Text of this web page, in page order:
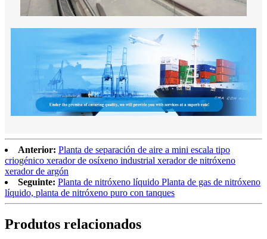
Anterior: Planta de separación de aire a mini escala tipo
criogénico xerador de osíxeno industrial xerador de nitróxeno
xerador de argón
Seguinte: Planta de nitróxeno líquido Planta de gas de nitróxeno
líquido, planta de nitróxeno puro con tanques
Produtos relacionados